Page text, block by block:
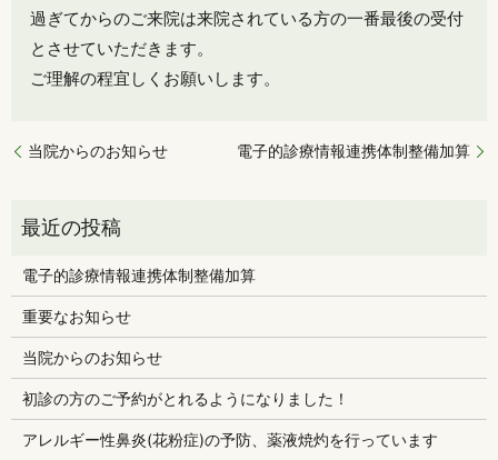
過ぎてからのご来院は来院されている方の一番最後の受付
とさせていただきます。
ご理解の程宜しくお願いします。
当院からのお知らせ 電子的診療情報連携体制整備加算
電子的診療情報連携体制整備加算
重要なお知らせ
当院からのお知らせ
初診の方のご予約がとれるようになりました！
アレルギー性鼻炎(花粉症)の予防、薬液焼灼を行っています